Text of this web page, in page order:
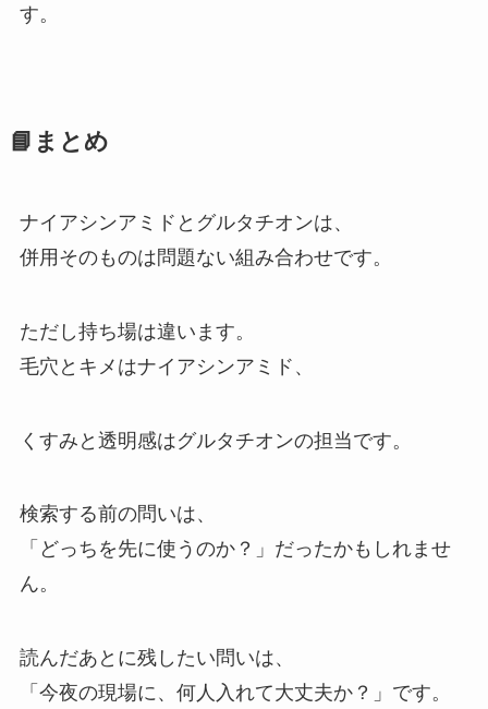
す。
📘まとめ
ナイアシンアミドとグルタチオンは、
併用そのものは問題ない組み合わせです。
ただし持ち場は違います。
毛穴とキメはナイアシンアミド、
くすみと透明感はグルタチオンの担当です。
検索する前の問いは、
「どっちを先に使うのか？」だったかもしれませ
ん。
読んだあとに残したい問いは、
「今夜の現場に、何人入れて大丈夫か？」です。